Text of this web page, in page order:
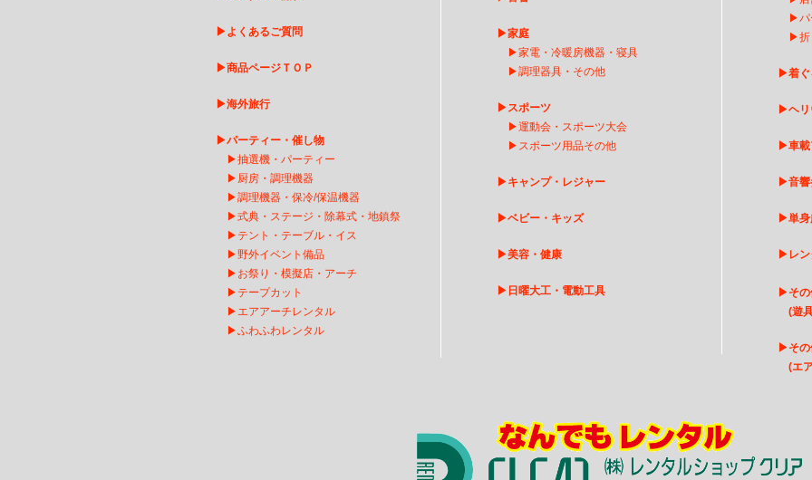
▶よくあるご質問
▶商品ページＴＯＰ
▶海外旅行
▶パーティー・催し物
▶抽選機・パーティー
▶ 厨房・調理機器
▶調理機器・保冷/保温機器
▶式典・ステージ・除幕式・地鎮祭
▶ テント・テーブル・イス
▶野外イベント備品
▶ お祭り・模擬店・アーチ
▶ テープカット
▶ エアアーチレンタ ル
▶ふわふわレンタル
▶家庭
▶家電・冷暖房機器・寝具
▶調理器具・その他
▶スポーツ
▶運動会・スポーツ大会
▶ スポーツ用品その他
▶キャンプ・レジャー
▶ベビー・キッズ
▶美容・健康
▶ 日曜大工・電動工具
▶
▶
▶着
▶ヘ
▶車
▶音
▶単
▶ レ
▶そ
(遊
▶そ
(エ